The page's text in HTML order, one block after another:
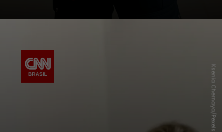
Ksenia Chernaya/Pexels